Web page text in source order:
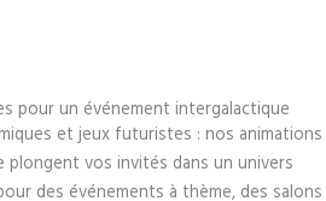
pour un événement intergalactique
et jeux futuristes : nos animations
plongent vos invités dans un univers
des événements à thème, des salons